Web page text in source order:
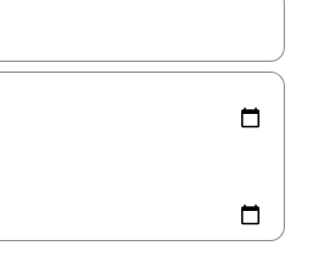
możesz poruszać się po nich za